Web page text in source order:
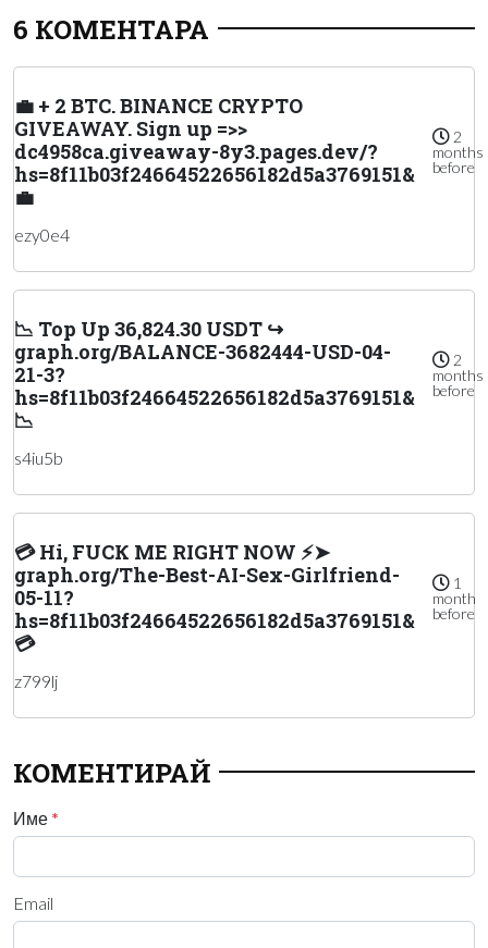
6 КОМЕНТАРА
💼 + 2 BTC. BINANCE CRYPTO
GIVEAWAY. Sign up =>>
dc4958ca.giveaway-8y3.pages.dev/?
hs=8f11b03f24664522656182d5a3769151&
💼
2
months
before
ezy0e4
📉 Top Up 36,824.30 USDT ↪
graph.org/BALANCE-3682444-USD-04-
21-3?
hs=8f11b03f24664522656182d5a3769151&
📉
2
months
before
s4iu5b
💳 Hi, FUСК ME RIGHT NOW ⚡➤
graph.org/The-Best-AI-Sex-Girlfriend-
05-11?
hs=8f11b03f24664522656182d5a3769151&
💳
1
month
before
z799lj
КОМЕНТИРАЙ
Име *
Email